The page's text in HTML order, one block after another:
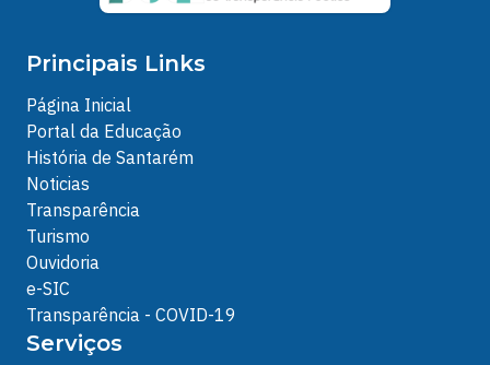
Principais Links
Página Inicial
Portal da Educação
História de Santarém
Noticias
Transparência
Turismo
Ouvidoria
e-SIC
Transparência - COVID-19
Serviços